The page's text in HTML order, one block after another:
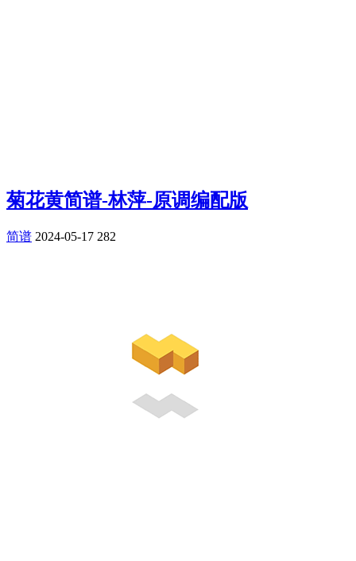
菊花黄简谱-林萍-原调编配版
简谱 2024-05-17 282